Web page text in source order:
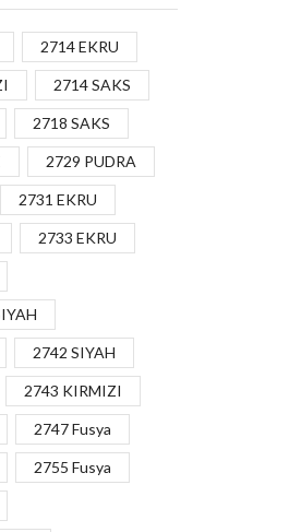
2714 EKRU
2714 SAKS
2718 SAKS
2729 PUDRA
2731 EKRU
2733 EKRU
2742 SIYAH
2743 KIRMIZI
2747 Fusya
2755 Fusya